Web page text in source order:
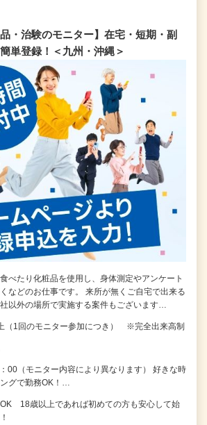
・治験のモニター】在宅・短期・副
単登録！＜九州・沖縄＞
べたり化粧品を使用し、身体測定やアンケート
などのお仕事です。 来所が無くご自宅で出来る
以外の場所で実施する案件もございます…
（1回のモニター参加につき） ※完全出来高制
00（モニター内容により異なります） 好きな時
グで勤務OK！…
18歳以上であれば初めての方も安心して始